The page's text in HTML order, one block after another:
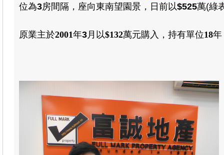
位為3房間隔，座向東南望園景 ，日前以$525萬(綠
原業主於2001年3 月以$132萬元購入 ， 持有單位18年